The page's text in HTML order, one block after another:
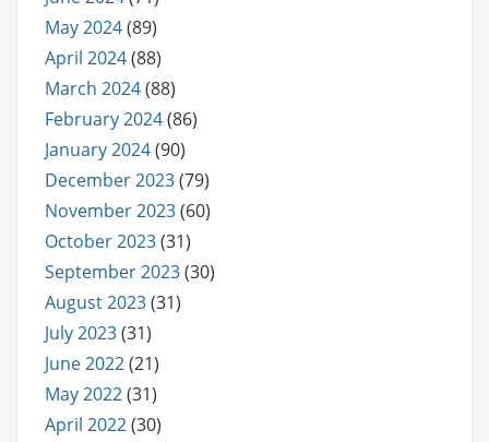
May 2024(89)
April 2024(88)
March 2024(88)
February 2024(86)
January 2024(90)
December 2023(79)
November 2023(60)
October 2023(31)
September 2023(30)
August 2023(31)
July 2023(31)
June 2022(21)
May 2022(31)
April 2022(30)